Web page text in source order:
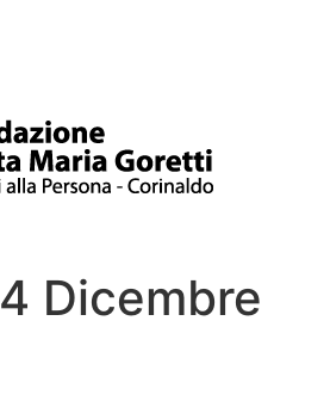
4 Dicembre